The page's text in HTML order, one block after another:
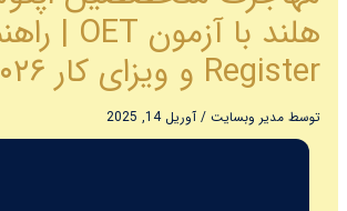
Register و ویزای کار ۲۰۲۶
توسط مدیر وبسایت / آوریل 14, 2025